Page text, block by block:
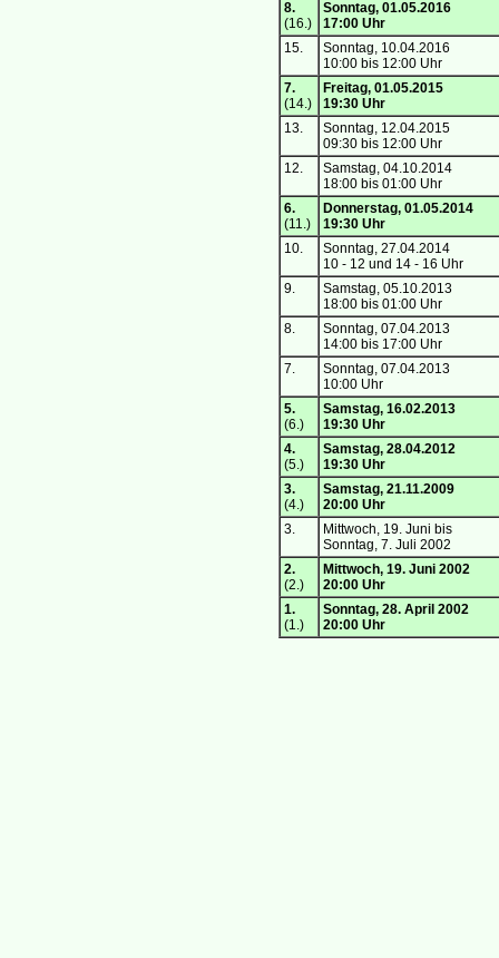
8.
(16.)
Sonntag, 01.05.2016
17:00 Uhr
15.
Sonntag, 10.04.2016
10:00 bis 12:00 Uhr
7.
(14.)
Freitag, 01.05.2015
19:30 Uhr
13.
Sonntag, 12.04.2015
09:30 bis 12:00 Uhr
12.
Samstag, 04.10.2014
18:00 bis 01:00 Uhr
6.
(11.)
Donnerstag, 01.05.2014
19:30 Uhr
10.
Sonntag, 27.04.2014
10 - 12 und 14 - 16 Uhr
9.
Samstag, 05.10.2013
18:00 bis 01:00 Uhr
8.
Sonntag, 07.04.2013
14:00 bis 17:00 Uhr
7.
Sonntag, 07.04.2013
10:00 Uhr
5.
(6.)
Samstag, 16.02.2013
19:30 Uhr
4.
(5.)
Samstag, 28.04.2012
19:30 Uhr
3.
(4.)
Samstag, 21.11.2009
20:00 Uhr
3.
Mittwoch, 19. Juni bis
Sonntag, 7. Juli 2002
2.
(2.)
Mittwoch, 19. Juni 2002
20:00 Uhr
1.
(1.)
Sonntag, 28. April 2002
20:00 Uhr